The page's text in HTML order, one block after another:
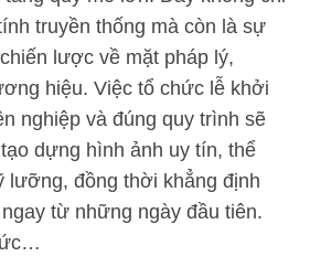
truyền thống mà còn là sự
lược về mặt pháp lý,
hiệu. Việc tổ chức lễ khởi
nghiệp và đúng quy trình sẽ
dựng hình ảnh uy tín, thể
lưỡng, đồng thời khẳng định
từ những ngày đầu tiên.